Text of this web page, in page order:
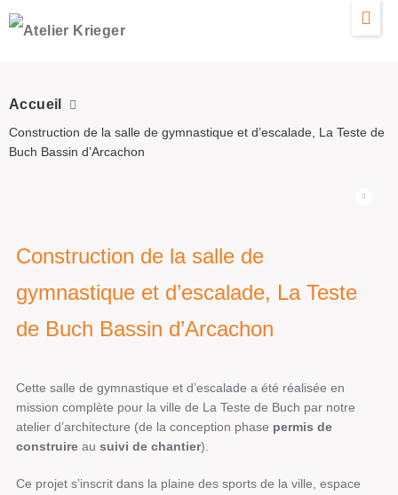
Accueil
Construction de la salle de gymnastique et d’escalade, La Teste de
Buch Bassin d’Arcachon
Construction de la salle de
gymnastique et d’escalade, La Teste
de Buch Bassin d’Arcachon
Cette salle de gymnastique et d’escalade a été réalisée en
mission complète pour la ville de La Teste de Buch par notre
atelier d’architecture (de la conception phase permis de
construire au suivi de chantier).
Ce projet s’inscrit dans la plaine des sports de la ville, espace